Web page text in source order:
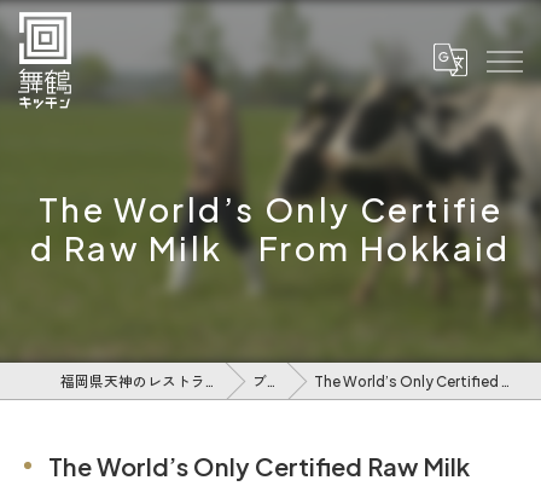
The World’s Only Certifie
d Raw Milk From Hokkaid
福岡県天神のレストランなら舞鶴キッチン ブログ The World’s Only Certified Raw Milk From Hokkaid
The World’s Only Certified Raw Milk